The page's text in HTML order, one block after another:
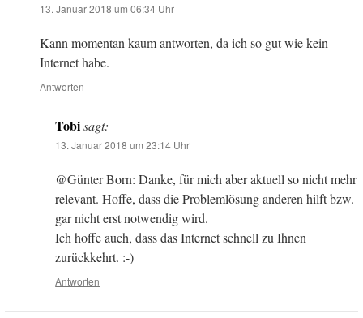
13. Januar 2018 um 06:34 Uhr
Kann momentan kaum antworten, da ich so gut wie kein
Internet habe.
Antworten
Tobisagt:
13. Januar 2018 um 23:14 Uhr
@Günter Born: Danke, für mich aber aktuell so nicht mehr
relevant. Hoffe, dass die Problemlösung anderen hilft bzw.
gar nicht erst notwendig wird.
Ich hoffe auch, dass das Internet schnell zu Ihnen
zurückkehrt. :-)
Antworten